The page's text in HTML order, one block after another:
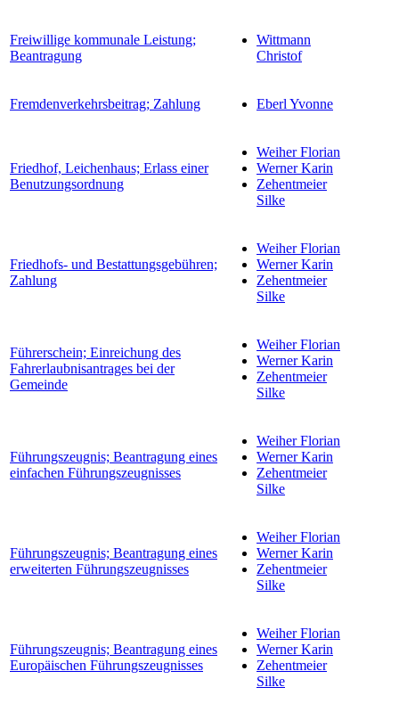
Freiwillige kommunale Leistung;
Beantragung
Wittmann
Christof
Fremdenverkehrsbeitrag; Zahlung Eberl Yvonne
Friedhof, Leichenhaus; Erlass einer
Benutzungsordnung
Weiher Florian
Werner Karin
Zehentmeier
Silke
Friedhofs- und Bestattungsgebühren;
Zahlung
Weiher Florian
Werner Karin
Zehentmeier
Silke
Führerschein; Einreichung des
Fahrerlaubnisantrages bei der
Gemeinde
Weiher Florian
Werner Karin
Zehentmeier
Silke
Führungszeugnis; Beantragung eines
einfachen Führungszeugnisses
Weiher Florian
Werner Karin
Zehentmeier
Silke
Führungszeugnis; Beantragung eines
erweiterten Führungszeugnisses
Weiher Florian
Werner Karin
Zehentmeier
Silke
Führungszeugnis; Beantragung eines
Europäischen Führungszeugnisses
Weiher Florian
Werner Karin
Zehentmeier
Silke